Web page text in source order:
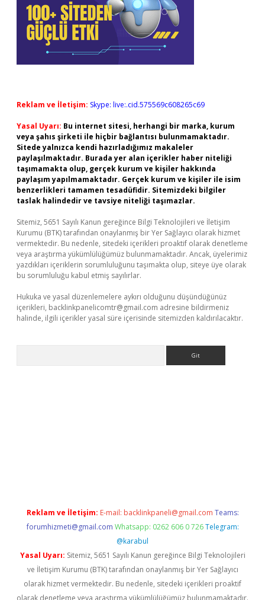
Reklam ve İletişim: Skype: live:.cid.575569c608265c69
Yasal Uyarı: Bu internet sitesi, herhangi bir marka, kurum
veya şahıs şirketi ile hiçbir bağlantısı bulunmamaktadır.
Sitede yalnızca kendi hazırladığımız makaleler
paylaşılmaktadır. Burada yer alan içerikler haber niteliği
taşımamakta olup, gerçek kurum ve kişiler hakkında
paylaşım yapılmamaktadır. Gerçek kurum ve kişiler ile isim
benzerlikleri tamamen tesadüfidir. Sitemizdeki bilgiler
taslak halindedir ve tavsiye niteliği taşımazlar.
Sitemiz, 5651 Sayılı Kanun gereğince Bilgi Teknolojileri ve İletişim
Kurumu (BTK) tarafından onaylanmış bir Yer Sağlayıcı olarak hizmet
vermektedir. Bu nedenle, sitedeki içerikleri proaktif olarak denetleme
veya araştırma yükümlülüğümüz bulunmamaktadır. Ancak, üyelerimiz
yazdıkları içeriklerin sorumluluğunu taşımakta olup, siteye üye olarak
bu sorumluluğu kabul etmiş sayılırlar.
Hukuka ve yasal düzenlemelere aykırı olduğunu düşündüğünüz
içerikleri, backlinkpanelicomtr@gmail.com adresine bildirmeniz
halinde, ilgili içerikler yasal süre içerisinde sitemizden kaldırılacaktır.
Reklam ve İletişim: E-mail: backlinkpaneli@gmail.com Teams:
forumhizmeti@gmail.com Whatsapp: 0262 606 0 726 Telegram:
@karabul
Yasal Uyarı: Sitemiz, 5651 Sayılı Kanun gereğince Bilgi Teknolojileri
ve İletişim Kurumu (BTK) tarafından onaylanmış bir Yer Sağlayıcı
olarak hizmet vermektedir. Bu nedenle, sitedeki içerikleri proaktif
olarak denetleme veya araştırma yükümlülüğümüz bulunmamaktadır.